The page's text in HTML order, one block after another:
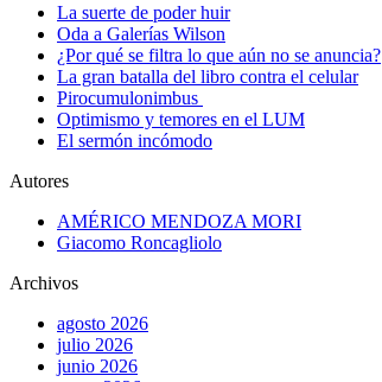
La suerte de poder huir
Oda a Galerías Wilson
¿Por qué se filtra lo que aún no se anuncia?
La gran batalla del libro contra el celular
Pirocumulonimbus
Optimismo y temores en el LUM
El sermón incómodo
Autores
AMÉRICO MENDOZA MORI
Giacomo Roncagliolo
Archivos
agosto 2026
julio 2026
junio 2026